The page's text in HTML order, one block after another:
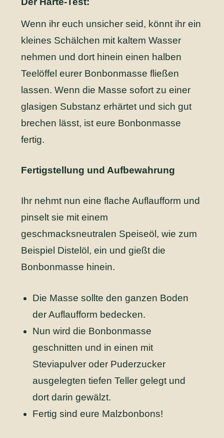
Wenn ihr euch unsicher seid, könnt ihr ein
kleines Schälchen mit kaltem Wasser
nehmen und dort hinein einen halben
Teelöffel eurer Bonbonmasse fließen
lassen. Wenn die Masse sofort zu einer
glasigen Substanz erhärtet und sich gut
brechen lässt, ist eure Bonbonmasse
fertig.
Fertigstellung und Aufbewahrung
Ihr nehmt nun eine flache Auflaufform und
pinselt sie mit einem
geschmacksneutralen Speiseöl, wie zum
Beispiel Distelöl, ein und gießt die
Bonbonmasse hinein.
Die Masse sollte den ganzen Boden
der Auflaufform bedecken.
Nun wird die Bonbonmasse
geschnitten und in einen mit
Steviapulver oder Puderzucker
ausgelegten tiefen Teller gelegt und
dort darin gewälzt.
Fertig sind eure Malzbonbons!